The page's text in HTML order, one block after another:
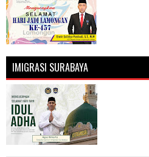
IMIGRASI SURABAYA